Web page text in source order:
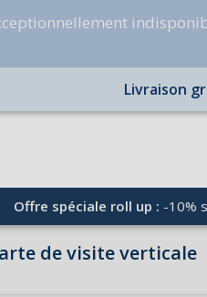
Livraison
Offre spéciale roll up : -10%
de visite verticale